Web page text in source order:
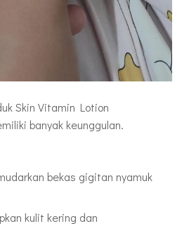
Skin Vitamin Lotion
banyak keunggulan.
bekas gigitan nyamuk
kulit kering dan